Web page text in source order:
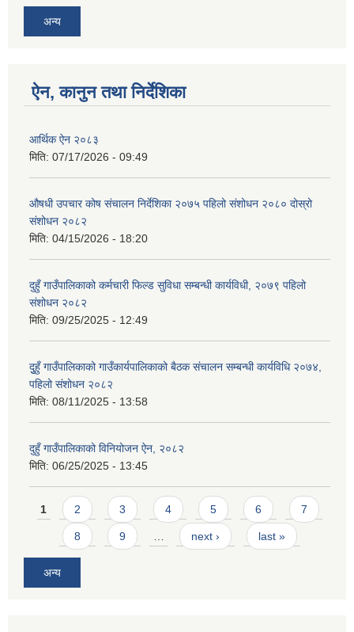
अन्य
ऐन, कानुन तथा निर्देशिका
आर्थिक ऐन २०८३
मिति: 07/17/2026 - 09:49
औषधी उपचार कोष संचालन निर्देशिका २०७५ पहिलो संशोधन २०८० दोस्रो
संशोधन २०८२
मिति: 04/15/2026 - 18:20
दुहुँ गाउँपालिकाको कर्मचारी फिल्ड सुविधा सम्बन्धी कार्यविधी, २०७९ पहिलो
संशोधन २०८२
मिति: 09/25/2025 - 12:49
दुुहुँ गाउँपालिकाको गाउँकार्यपालिकाको बैठक संचालन सम्बन्धी कार्यविधि २०७४,
पहिलो संशोधन २०८२
मिति: 08/11/2025 - 13:58
दुहुँ गाउँपालिकाको विनियोजन ऐन, २०८२
मिति: 06/25/2025 - 13:45
Pages
1 2 3 4 5 6 7
8 9 next › last »
अन्य